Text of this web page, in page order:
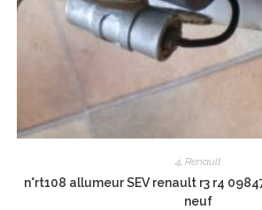
4, Renault
n°rt108 allumeur SEV renault r3 r4
neuf